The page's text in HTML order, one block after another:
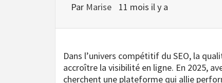
Par Marise 11 mois il y a
Dans l’univers compétitif du SEO, la
accroître la visibilité en ligne. En 2025,
cherchent une plateforme qui allie